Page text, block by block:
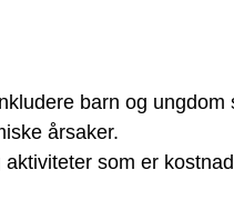
barn og
årsaker.
som er